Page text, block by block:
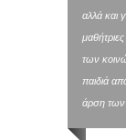
αλλά και
των
παιδιά
άρση των